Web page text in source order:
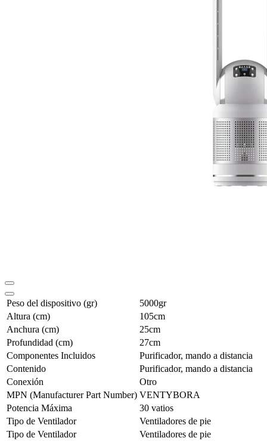
Peso del dispositivo (gr)
5000gr
Altura (cm)
105cm
Anchura (cm)
25cm
Profundidad (cm)
27cm
Componentes Incluidos
Purificador, mando a distancia
Contenido
Purificador, mando a distancia
Conexión
Otro
MPN (Manufacturer Part Number) VENTYBORA
Potencia Máxima
30 vatios
Tipo de Ventilador
Ventiladores de pie
Tipo de Ventilador
Ventiladores de pie